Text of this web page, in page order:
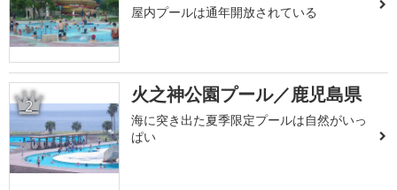
屋内プールは通年開放されている
2 火之神公園プール／鹿児島県
海に突き出た夏季限定プールは自然がいっ
ぱい